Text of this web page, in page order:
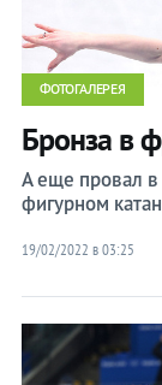
ФОТОГАЛЕРЕЯ
Бронза в
А еще провал в
фигурном
19/02/2022 в 03:25